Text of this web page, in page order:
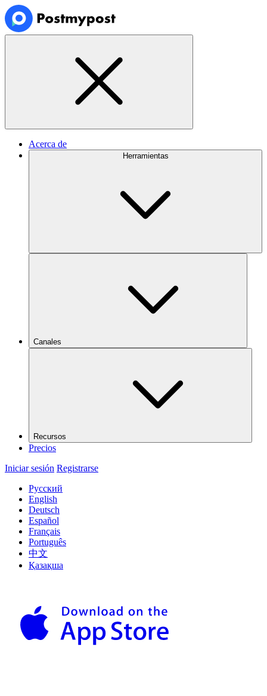
Acerca de
Herramientas
Canales
Recursos
Precios
Iniciar sesión Registrarse
Русский
English
Deutsch
Español
Français
Português
中文
Қазақша